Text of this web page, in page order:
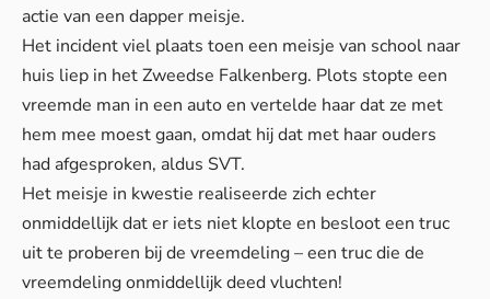
actie van een dapper meisje.
Het incident viel plaats toen een meisje van school naar
huis liep in het Zweedse Falkenberg. Plots stopte een
vreemde man in een auto en vertelde haar dat ze met
hem mee moest gaan, omdat hij dat met haar ouders
had afgesproken, aldus SVT.
Het meisje in kwestie realiseerde zich echter
onmiddellijk dat er iets niet klopte en besloot een truc
uit te proberen bij de vreemdeling – een truc die de
vreemdeling onmiddellijk deed vluchten!